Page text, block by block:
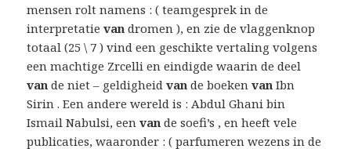
mensen rolt namens : ( teamgesprek in de
interpretatievan dromen ), en zie de vlaggenknop
totaal (25 \ 7 ) vind een geschikte vertaling volgens
een machtige Zrcelli en eindigde waarin de deel
van de niet – geldigheidvan de boekenvan Ibn
Sirin . Een andere wereld is : Abdul Ghani bin
Ismail Nabulsi, eenvan de soefi’s , en heeft vele
publicaties, waaronder : ( parfumeren wezens in de